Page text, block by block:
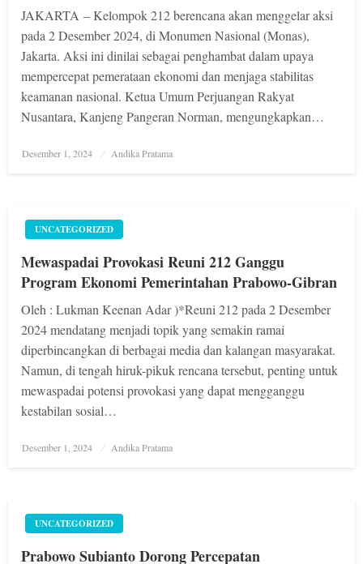
JAKARTA – Kelompok 212 berencana akan menggelar aksi
pada 2 Desember 2024, di Monumen Nasional (Monas),
Jakarta. Aksi ini dinilai sebagai penghambat dalam upaya
mempercepat pemerataan ekonomi dan menjaga stabilitas
keamanan nasional. Ketua Umum Perjuangan Rakyat
Nusantara, Kanjeng Pangeran Norman, mengungkapkan…
Posted
Desember 1, 2024 Andika Pratama
UNCATEGORIZED
Mewaspadai Provokasi Reuni 212 Ganggu
Program Ekonomi Pemerintahan Prabowo-Gibran
Oleh : Lukman Keenan Adar )*Reuni 212 pada 2 Desember
2024 mendatang menjadi topik yang semakin ramai
diperbincangkan di berbagai media dan kalangan masyarakat.
Namun, di tengah hiruk-pikuk rencana tersebut, penting untuk
mewaspadai potensi provokasi yang dapat mengganggu
kestabilan sosial…
Posted
Desember 1, 2024 Andika Pratama
UNCATEGORIZED
Prabowo Subianto Dorong Percepatan